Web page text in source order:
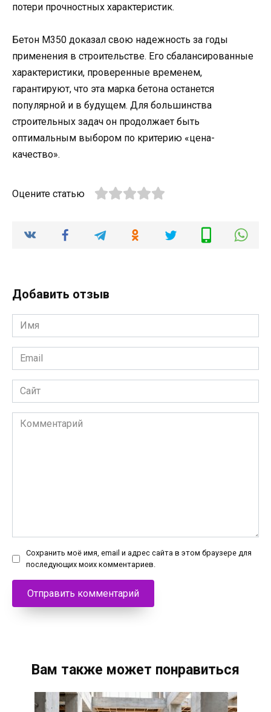
потери прочностных характеристик.
Бетон М350 доказал свою надежность за годы
применения в строительстве. Его сбалансированные
характеристики, проверенные временем,
гарантируют, что эта марка бетона останется
популярной и в будущем. Для большинства
строительных задач он продолжает быть
оптимальным выбором по критерию «цена-
качество».
Оцените статью
Добавить отзыв
Имя
*
Email
*
Сайт
Комментарий
Сохранить моё имя, email и адрес сайта в этом браузере для
последующих моих комментариев.
Вам также может понравиться